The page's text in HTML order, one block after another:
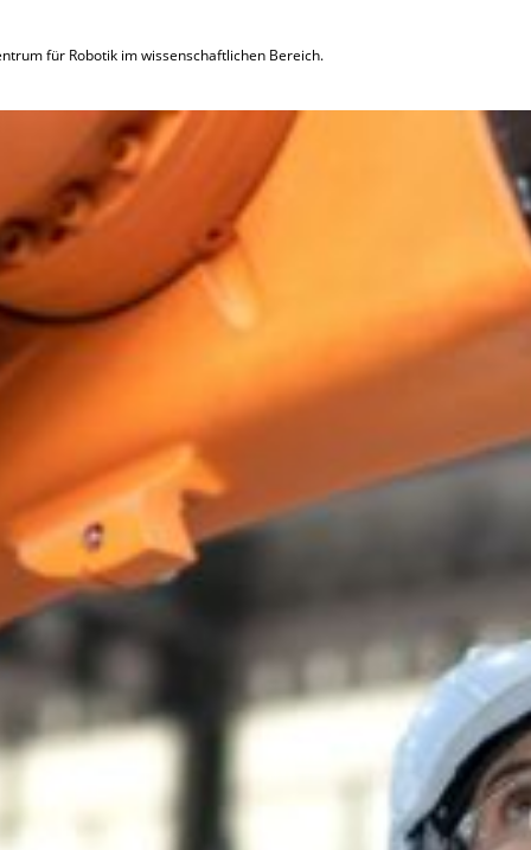
für Robotik im wissenschaftlichen Bereich.